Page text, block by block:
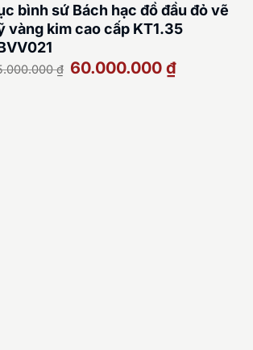
bình sứ Bách hạc đồ đầu đỏ vẽ
vàng kim cao cấp KT1.35
₫ Giá
gốc
60.000.000₫Giá